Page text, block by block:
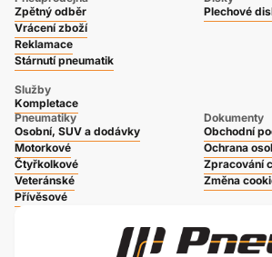
Zpětný odběr
Vrácení zboží
Reklamace
Stárnutí pneumatik
Služby
Kompletace
Plechové
Pneumatiky
Osobní, SUV a dodávky
Motorkové
Čtyřkolkové
Veteránské
Přívěsové
Dokumenty
Obchodní
Ochrana
Zpracování
Změna